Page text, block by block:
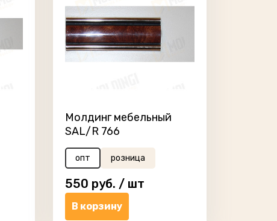
Молдинг мебельный
SAL/R 766
опт розница
550 руб. / шт
В корзину